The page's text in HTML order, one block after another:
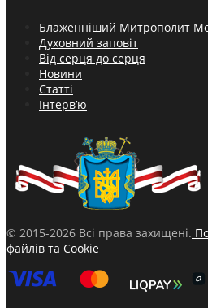
Блаженніший Митрополит
Духовний заповіт
Від серця до серця
Новини
Статті
Інтерв’ю
© 2015-2026 Всі права захищені.
файлів та Cookie